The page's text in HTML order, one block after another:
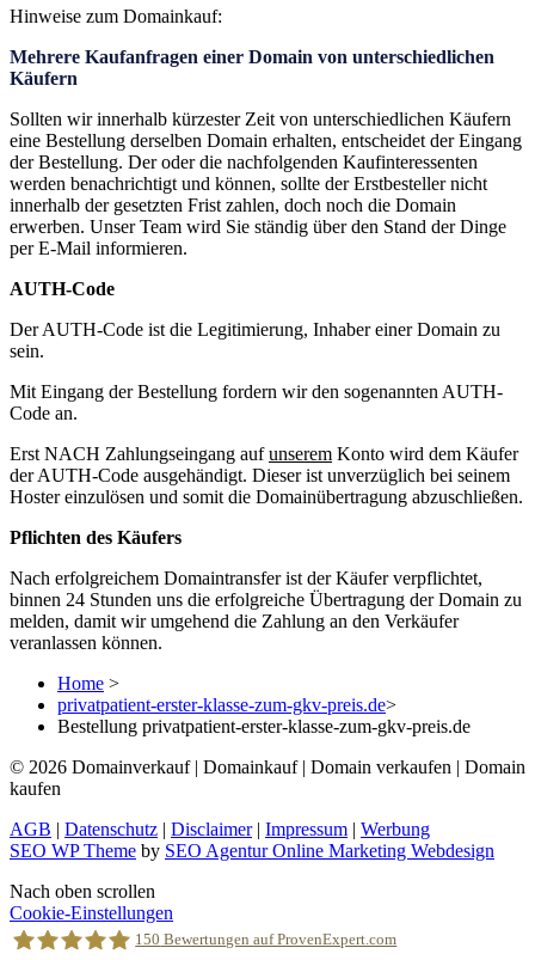
Hinweise zum Domainkauf:
Mehrere Kaufanfragen einer Domain von unterschiedlichen
Käufern
Sollten wir innerhalb kürzester Zeit von unterschiedlichen Käufern
eine Bestellung derselben Domain erhalten, entscheidet der Eingang
der Bestellung. Der oder die nachfolgenden Kaufinteressenten
werden benachrichtigt und können, sollte der Erstbesteller nicht
innerhalb der gesetzten Frist zahlen, doch noch die Domain
erwerben. Unser Team wird Sie ständig über den Stand der Dinge
per E-Mail informieren.
AUTH-Code
Der AUTH-Code ist die Legitimierung, Inhaber einer Domain zu
sein.
Mit Eingang der Bestellung fordern wir den sogenannten AUTH-
Code an.
Erst NACH Zahlungseingang aufunserem Konto wird dem Käufer
der AUTH-Code ausgehändigt. Dieser ist unverzüglich bei seinem
Hoster einzulösen und somit die Domainübertragung abzuschließen.
Pflichten des Käufers
Nach erfolgreichem Domaintransfer ist der Käufer verpflichtet,
binnen 24 Stunden uns die erfolgreiche Übertragung der Domain zu
melden, damit wir umgehend die Zahlung an den Verkäufer
veranlassen können.
Home >
privatpatient-erster-klasse-zum-gkv-preis.de>
Bestellung privatpatient-erster-klasse-zum-gkv-preis.de
© 2026 Domainverkauf | Domainkauf | Domain verkaufen | Domain
kaufen
AGB | Datenschutz | Disclaimer| Impressum | Werbung
SEO WP Theme by SEO Agentur Online Marketing Webdesign
Nach oben scrollen
Cookie-Einstellungen
150 Bewertungen auf ProvenExpert.com